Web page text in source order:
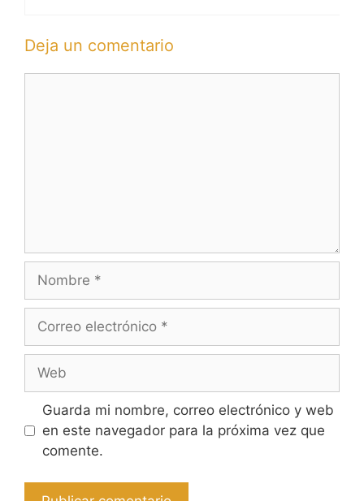
Deja un comentario
Nombre
Correo
Web
Guarda mi nombre, correo electrónico y web
en este navegador para la próxima vez que
comente.